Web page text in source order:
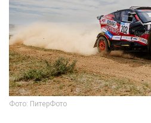
Фото: ПитерФото